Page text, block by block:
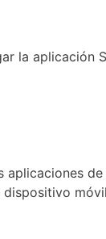
la aplicación
aplicaciones